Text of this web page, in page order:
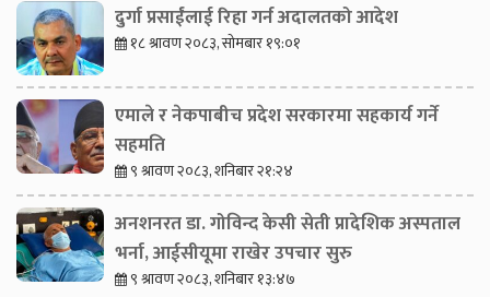
दुर्गा प्रसाईंलाई रिहा गर्न अदालतको आदेश
१८ श्रावण २०८३, सोमबार १९:०१
एमाले र नेकपाबीच प्रदेश सरकारमा सहकार्य गर्ने
सहमति
९ श्रावण २०८३, शनिबार २१:२४
अनशनरत डा. गोविन्द केसी सेती प्रादेशिक अस्पताल
भर्ना, आईसीयूमा राखेर उपचार सुरु
९ श्रावण २०८३, शनिबार १३:४७